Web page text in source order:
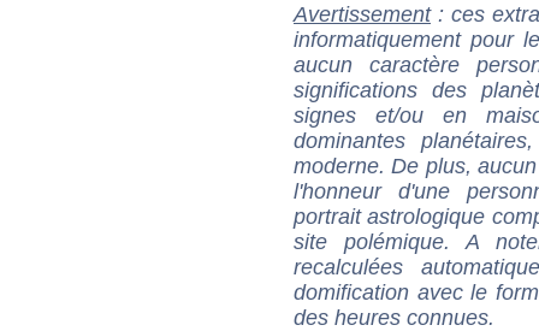
Avertissement: ces
informatiquement pour
aucun caractère
significations des
signes et/ou en
dominantes
moderne. De plus,
l'honneur d'une
portrait astrologique
site polémique. A
recalculées
domification avec le
des heures connues.